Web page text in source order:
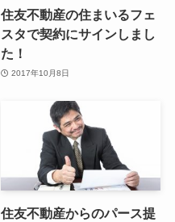
住友不動産の住まいるフェ
スタで契約にサインしまし
た！
2017年10月8日
住友不動産からのパース提